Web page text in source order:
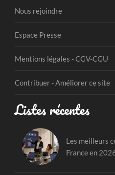
Nous rejoindre
Espace Presse
Mentions légales - CGV-CGU
Contribuer - Améliorer ce site
Listes récentes
Les meilleurs
France en